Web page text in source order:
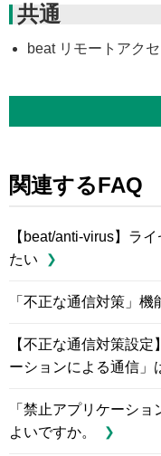
共通
beat リモートアク
関連するFAQ
【beat/anti-virus】ラ
たい
「不正な通信対策」機
【不正な通信対策設
ーションによる通信」
「禁止アプリケーシ
よいですか。